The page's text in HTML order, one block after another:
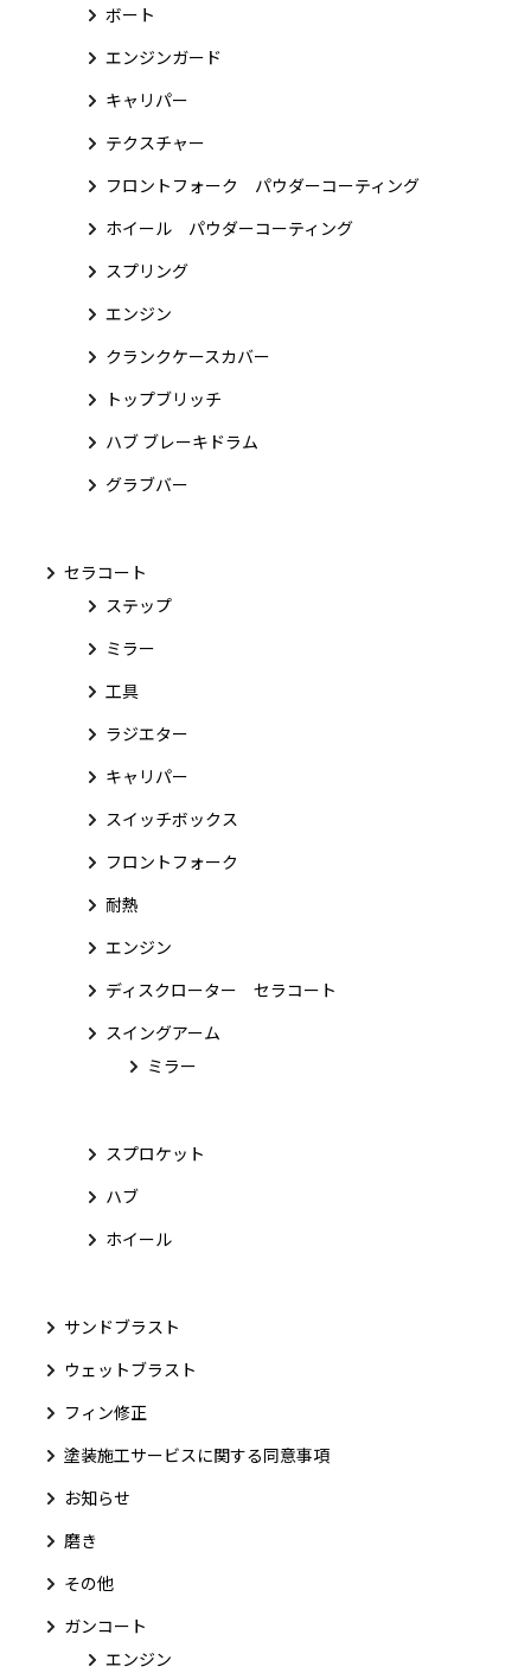
ボート
エンジンガード
キャリパー
テクスチャー
フロントフォーク パウダーコーティング
ホイール パウダーコーティング
スプリング
エンジン
クランクケースカバー
トップブリッチ
ハブ ブレーキドラム
グラブバー
セラコート
ステップ
ミラー
工具
ラジエター
キャリパー
スイッチボックス
フロントフォーク
耐熱
エンジン
ディスクローター セラコート
スイングアーム
ミラー
スプロケット
ハブ
ホイール
サンドブラスト
ウェットブラスト
フィン修正
塗装施工サービスに関する同意事項
お知らせ
磨き
その他
ガンコート
エンジン